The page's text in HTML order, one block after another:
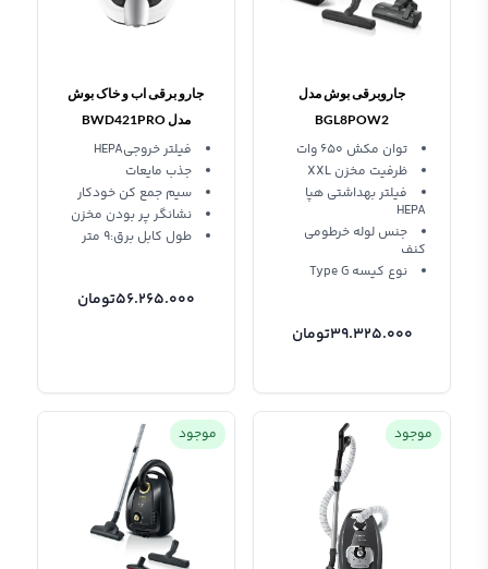
جاروبرقی بوش مدل
BGL8POW2
توان مکش 650 وات
ظرفیت مخزن XXL
فیلتر بهداشتی هپا
HEPA
جنس لوله خرطومی
کنف
نوع کیسه Type G
39.325.000تومان
جارو برقی اب و خاک بوش
مدل BWD421PRO
فیلتر خروجیHEPA
جذب مایعات
سیم جمع کن خودکار
نشانگر پر بودن مخزن
طول کابل برق:۹ متر
56.265.000تومان
موجود موجود